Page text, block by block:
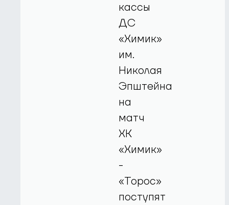
кассы
ДС
«Химик»
им.
Николая
Эпштейна
на
матч
ХК
«Химик»
-
«Торос»
поступят